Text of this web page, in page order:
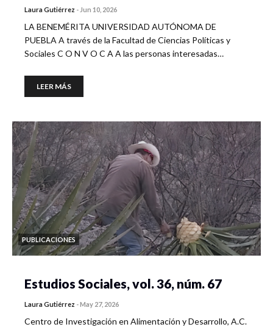
Laura Gutiérrez - Jun 10, 2026
LA BENEMÉRITA UNIVERSIDAD AUTÓNOMA DE
PUEBLA A través de la Facultad de Ciencias Políticas y
Sociales C O N V O C A A las personas interesadas…
LEER MÁS
PUBLICACIONES
Estudios Sociales, vol. 36, núm. 67
Laura Gutiérrez -May 27, 2026
Centro de Investigación en Alimentación y Desarrollo, A.C.